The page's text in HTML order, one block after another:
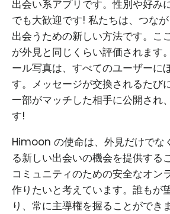
出会い系アプリです。性別や好み
でも大歓迎です! 私たちは、つなが
出会うための新しい方法です。こ
が外見と同じくらい評価されます
ール写真は、すべてのユーザーに
す。メッセージが交換されるたび
一部がマッチした相手に公開され
す!
Himoon の使命は、外見だけでな
る新しい出会いの機会を提供する
コミュニティのための安全なオン
作りたいと考えています。誰もが
り、常に主導権を握ることがで